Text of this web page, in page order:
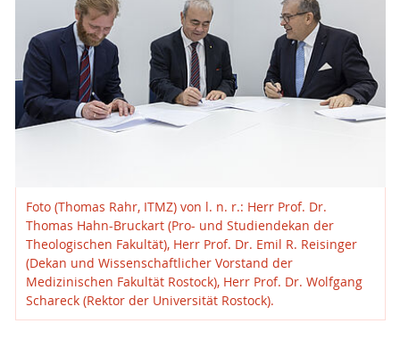
Foto (Thomas Rahr, ITMZ) von l. n. r.: Herr Prof. Dr.
Thomas Hahn-Bruckart (Pro- und Studiendekan der
Theologischen Fakultät), Herr Prof. Dr. Emil R. Reisinger
(Dekan und Wissenschaftlicher Vorstand der
Medizinischen Fakultät Rostock), Herr Prof. Dr. Wolfgang
Schareck (Rektor der Universität Rostock).